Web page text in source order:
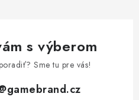
s výberom
Sme tu pre vás!
gamebrand.cz